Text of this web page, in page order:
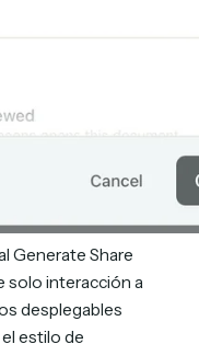
Generate Share
solo interacción a
desplegables
estilo de